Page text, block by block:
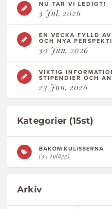
NU TAR VI LEDIGT!
3 Jul, 2026
EN VECKA FYLLD
OCH NYA
30 Jun, 2026
VIKTIG
STIPENDIER OCH
23 Jun, 2026
Kategorier (15st)
BAKOM KULISSERNA
(33 inlägg)
Arkiv